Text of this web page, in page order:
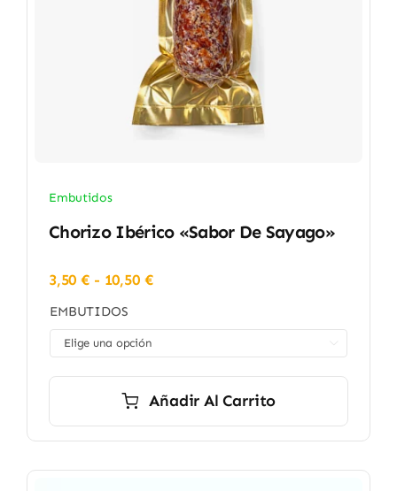
Embutidos
Chorizo Ibérico «Sabor De Sayago»
3,50€ - 10,50 €Rango
desde
EMBUTIDOS
Añadir Al Carrito